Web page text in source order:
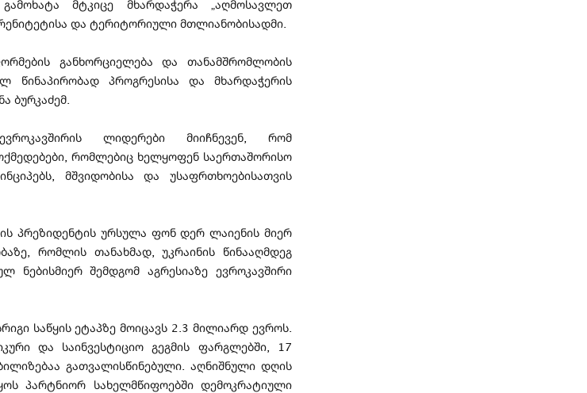
მტკიცე მხარდაჭერა „აღმოსავლეთ
და ტერიტორიული მთლიანობისადმი.
განხორციელება და თანამშრომლობის
წინაპირობად პროგრესისა და მხარდაჭერის
ბურკაძემ.
ლიდერები მიიჩნევენ, რომ
რომლებიც ხელყოფენ საერთაშორისო
მშვიდობისა და უსაფრთხოებისათვის
პრეზიდენტის ურსულა ფონ დერ ლაიენის მიერ
რომლის თანახმად, უკრაინის წინააღმდეგ
ნებისმიერ შემდგომ აგრესიაზე ევროკავშირი
საწყის ეტაპზე მოიცავს 2.3 მილიარდ ევროს.
და საინვესტიციო გეგმის ფარგლებში, 17
გათვალისწინებული. აღნიშნული დღის
პარტნიორ სახელმწიფოებში დემოკრატიული